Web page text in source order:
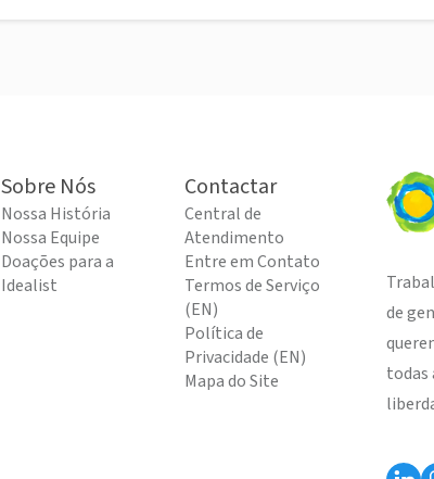
Sobre Nós
Nossa História
Nossa Equipe
Doações para a
Idealist
Contactar
Central de
Atendimento
Entre em Contato
Termos de Serviço
(EN)
Política de
Privacidade (EN)
Mapa do Site
de
todas